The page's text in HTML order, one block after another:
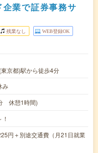
企業で証券事務サ
残業なし WEB登録OK
京都)駅から徒歩4分
み
休憩1時間)
円＋別途交通費（月21日就業